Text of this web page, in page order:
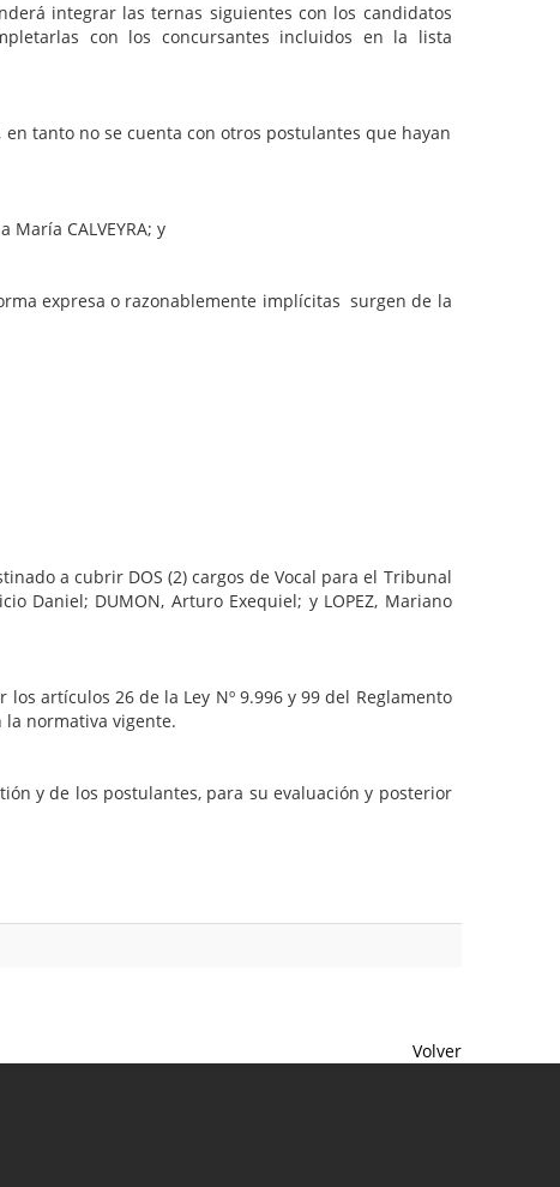
las ternas siguientes con los candidatos
con los concursantes incluidos en la lista
no se cuenta con otros postulantes que hayan
CALVEYRA; y
o razonablemente implícitas surgen de la
a cubrir DOS (2) cargos de Vocal para el Tribunal
Daniel; DUMON, Arturo Exequiel; y LOPEZ, Mariano
artículos 26 de la Ley Nº 9.996 y 99 del Reglamento
la normativa vigente.
y de los postulantes, para su evaluación y posterior
Volver